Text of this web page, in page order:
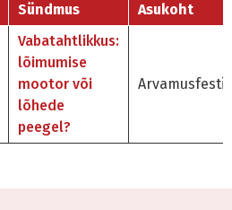
Sündmus Asukoht
Vabatahtlikkus:
lõimumise
mootor või
lõhede
peegel?